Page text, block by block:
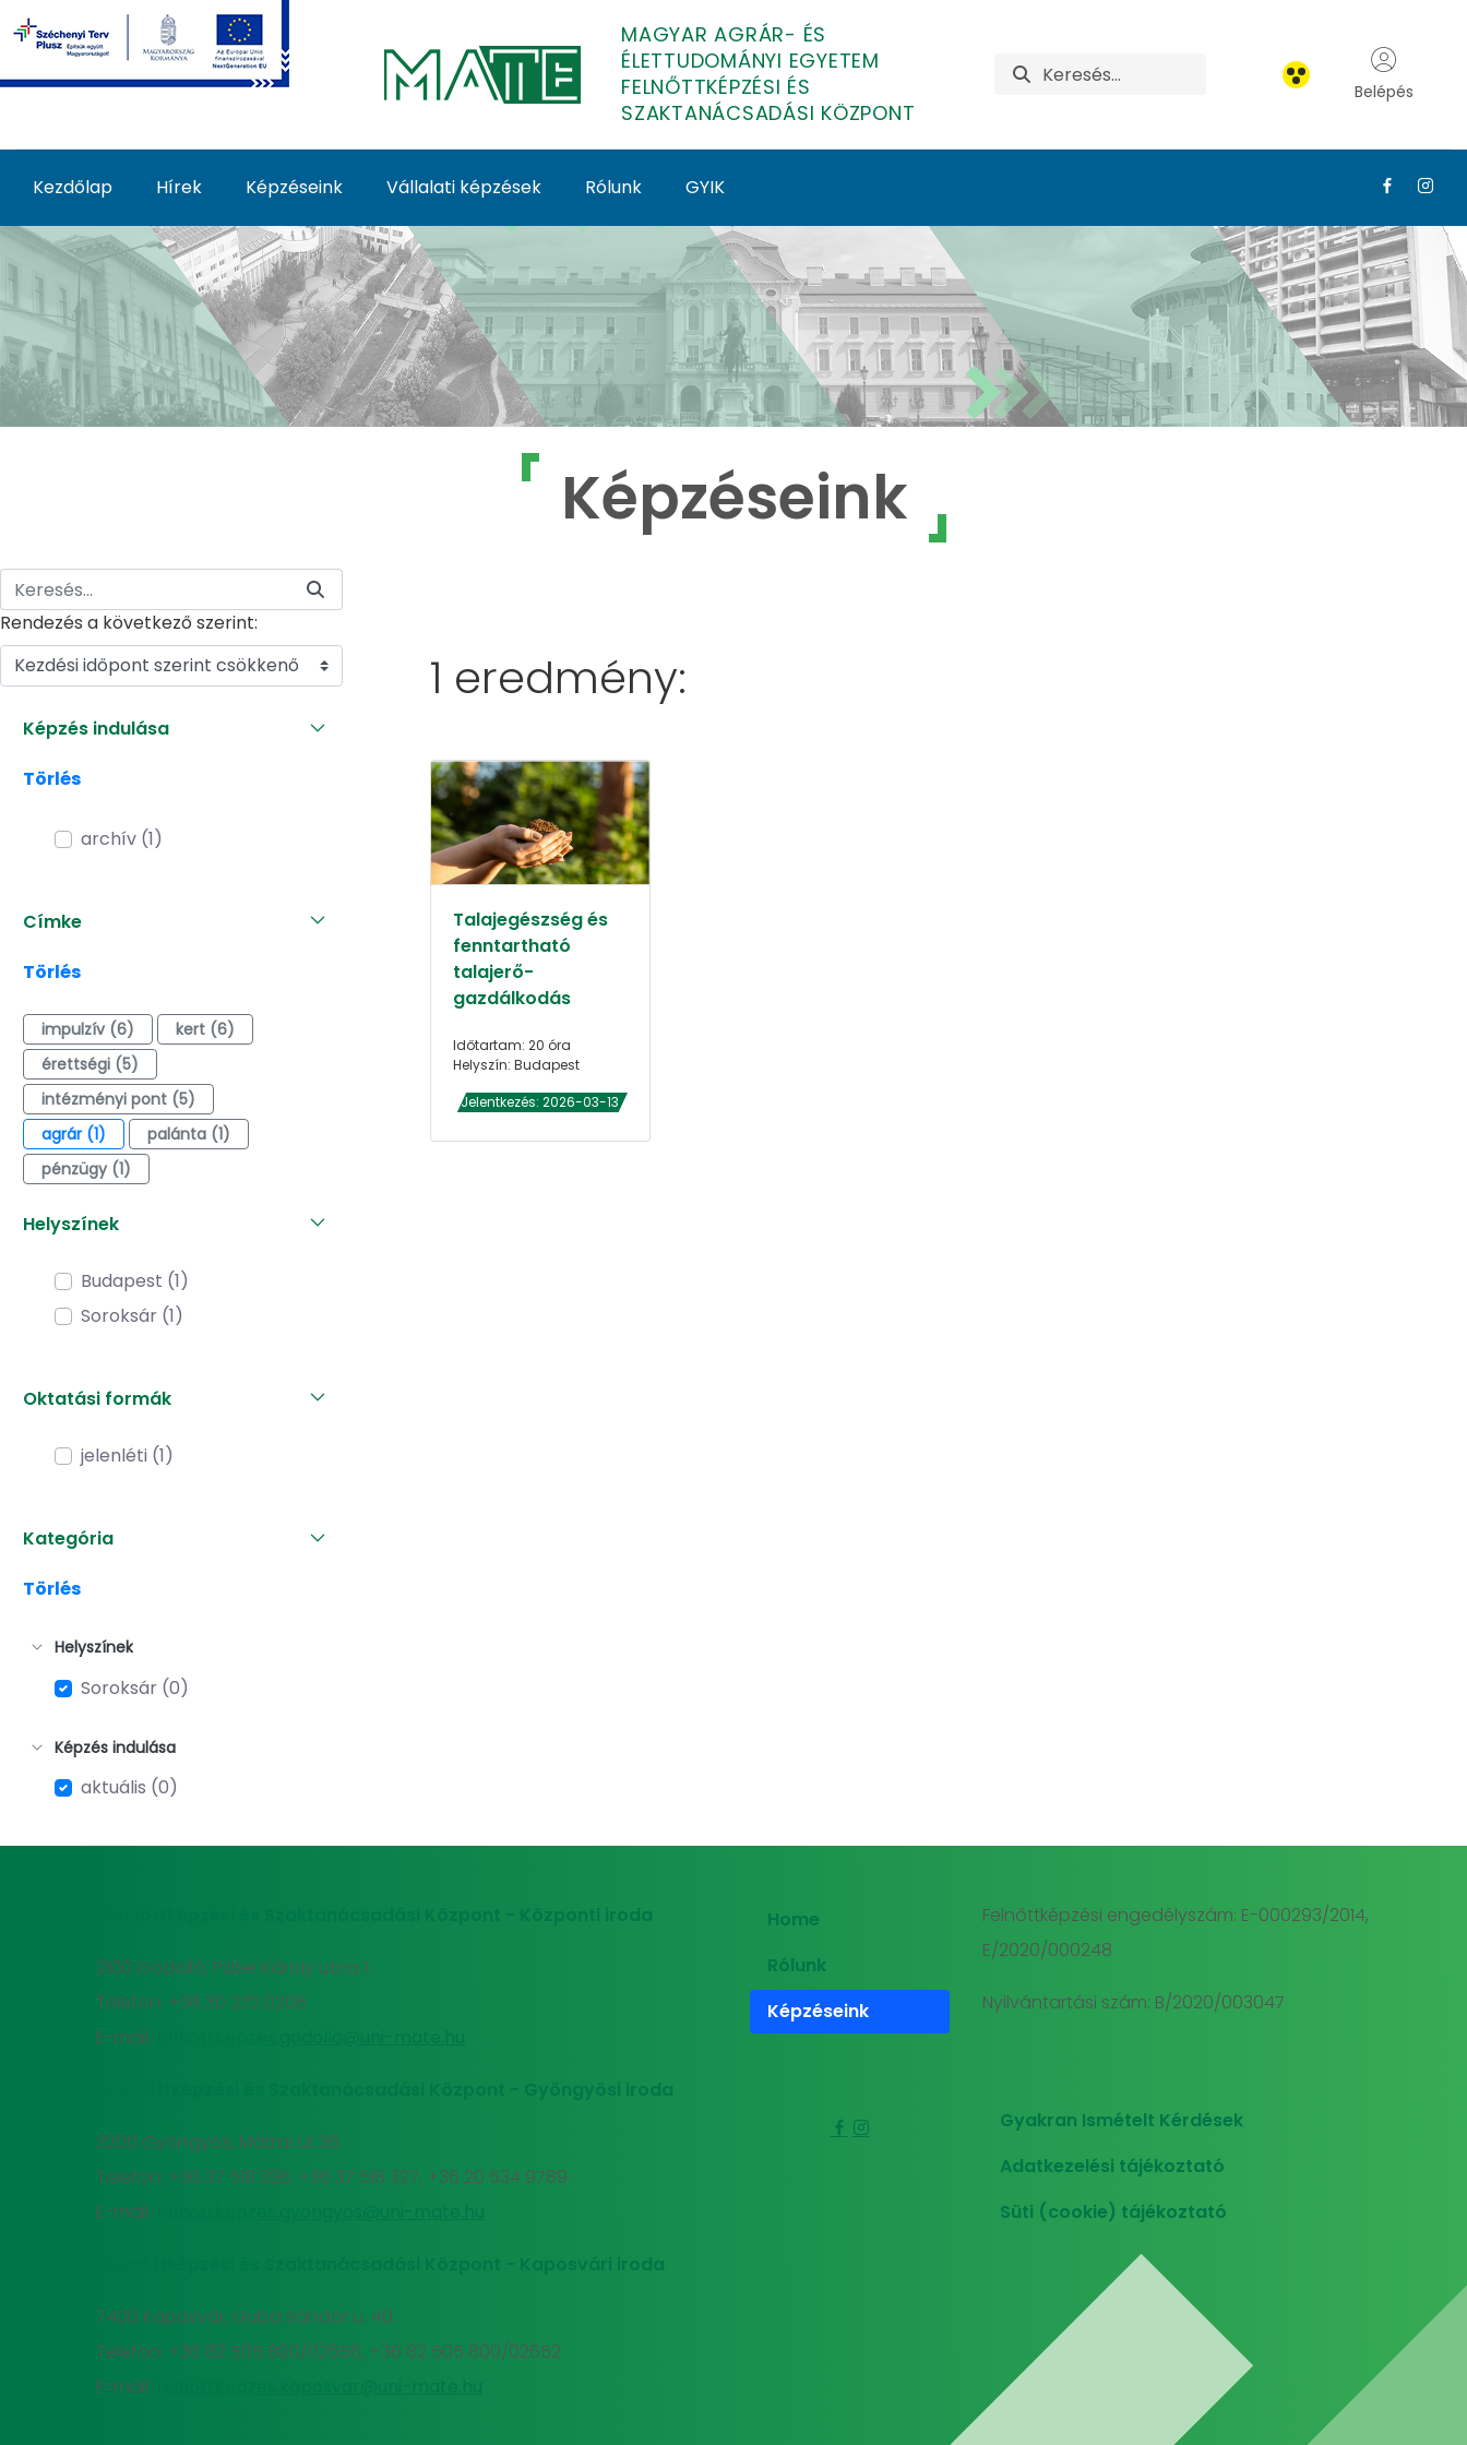
Ugrás a fő tartalomhoz
MAGYAR AGRÁR- ÉS
ÉLETTUDOMÁNYI EGYETEM
FELNŐTTKÉPZÉSI ÉS
SZAKTANÁCSADÁSI KÖZPONT
Belépés
Kezdőlap Hírek Képzéseink Vállalati képzések Rólunk GYIK
Képzéseink - MATE Felnőttképzés
Képzéseink
Rendezés a következő szerint:
Kezdési időpont szerint csökkenő
Képzés indulása
Törlés
archív (1)
Címke
Törlés
impulzív (6)
kert (6)
érettségi (5)
intézményi pont (5)
agrár (1)
palánta (1)
pénzügy (1)
Helyszínek
Budapest (1)
Soroksár (1)
Oktatási formák
jelenléti (1)
Kategória
Törlés
Helyszínek
Soroksár (0)
Képzés indulása
aktuális (0)
1 eredmény:
Talajegészség és
fenntartható
talajerő-
gazdálkodás
Időtartam: 20 óra
Helyszín: Budapest
Jelentkezés: 2026-03-13
2100 Gödöllő, Páter Károly utca 1.
Telefon: +36 30 272 0206
E-mail:
MATE Felnőttképzési és Szaktanácsadási Központ - Gyöngyösi iroda
3200 Gyöngyös, Mátrai út 36.
Telefon: +36 37 518 326, +36 37 518 327, +36 20 534 9789
E-mail:
7400 Kaposvár, Guba Sándor u. 40.
Telefon: +36 82 505 800/02656, +36 82 505 800/02652
E-mail:
Home
Rólunk
Képzéseink
Felnőttképzési engedélyszám: E-000293/2014,
E/2020/000248
Nyilvántartási szám: B/2020/003047
Gyakran Ismételt Kérdések
Adatkezelési tájékoztató
Süti (cookie) tájékoztató